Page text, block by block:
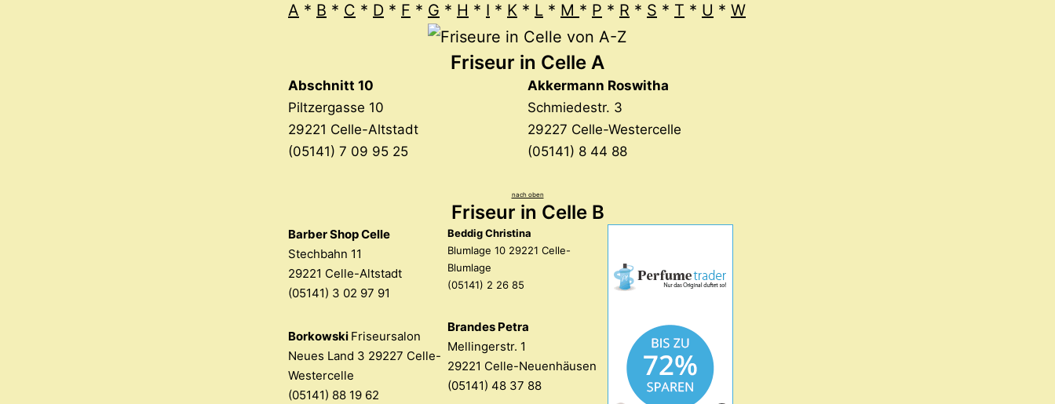
A * B * C * D * F * G * H * I * K * L * M * P * R * S * T * U * W
Friseur in Celle A
Abschnitt 10
Piltzergasse 10
29221 Celle-Altstadt
(05141) 7 09 95 25
Akkermann Roswitha
Schmiedestr. 3
29227 Celle-Westercelle
(05141) 8 44 88
nach oben
Friseur in Celle B
Barber Shop Celle
Stechbahn 11
29221 Celle-Altstadt
(05141) 3 02 97 91
Borkowski Friseursalon
Neues Land 3 29227 Celle-
Westercelle
(05141) 88 19 62
Beddig Christina
Blumlage 10 29221 Celle-
Blumlage
(05141) 2 26 85
Brandes Petra
Mellingerstr. 1
29221 Celle-Neuenhäusen
(05141) 48 37 88